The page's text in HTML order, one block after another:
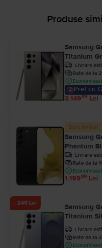
Produse
Samsung
Titanium
Livrare
Rate de la
Pret cu
3.14999 Lei
Stoc limitat
Samsung
Phantom
Livrare
Rate de la
1.19999 Lei
- 240 Lei
Samsung
Titanium
Livrare
Rate de la